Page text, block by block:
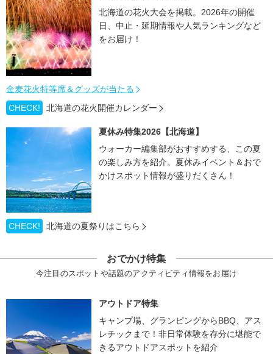
北海道の花火大会を掲載。2026年の開催
日、中止・延期情報や人気ランキングなど
をお届け！
金麦花火特等席＆グッズが当たる
CHECK!
北海道の花火開催カレンダー
夏休み特集2026【北海道】
ウォーカー編集部がおすすめする、この夏
の楽しみ方を紹介。夏休みイベント＆おで
かけスポット情報が盛りだくさん！
CHECK! 北海道の夏祭りはこちら
おでかけ特集
今注目のスポットや話題のアクティビティ情報をお届け
アウトドア特集
キャンプ場、グランピングからBBQ、アス
レチックまで！非日常体験を存分に堪能で
きるアウトドアスポットを紹介